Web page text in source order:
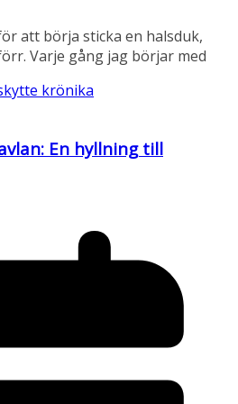
att börja sticka en halsduk,
Varje gång jag börjar med
En hyllning till